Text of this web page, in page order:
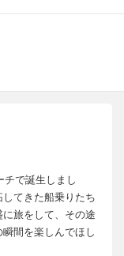
チで誕生しまし
てきた船乗りたち
旅をして、その途
間を楽しんでほし